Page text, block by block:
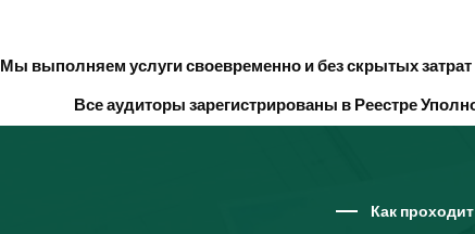
Мы выполняем услуги своевременно и без скрытых
Все аудиторы зарегистрированы в Реестре
Как